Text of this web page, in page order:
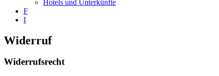
Hotels und Unterkünfte
F
I
Widerruf
Widerrufsrecht